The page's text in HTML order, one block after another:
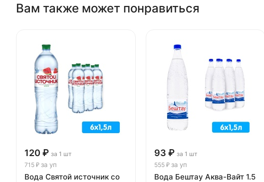
Вам также может понравиться
120 ₽ за 1 шт
715 ₽ за уп
Вода Святой источник со
93 ₽ за 1 шт
555 ₽ за уп
Вода Бештау Аква-Вайт 1.5